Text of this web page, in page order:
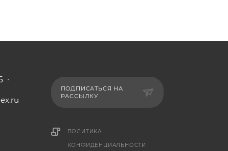
ПОДПИСАТЬСЯ НА
РАССЫЛКУ
ПОЛИТИКА
КОНФИДЕНЦИАЛЬНОСТИ